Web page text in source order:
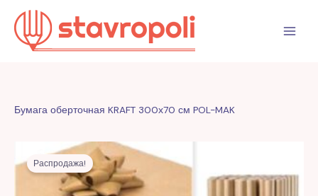
Перейти
содержимому
Бумага оберточная KRAFT 300х70 см POL-MAK
Распродажа!
Первоначальная
цена
составляла
26,00 MDL.
Текущая
цена:
9,00 MDL.